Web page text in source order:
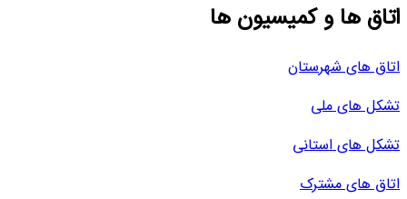
اتاق ها و کمیسیون ها
اتاق های شهرستان
تشکل های ملی
تشکل های استانی
اتاق های مشترک